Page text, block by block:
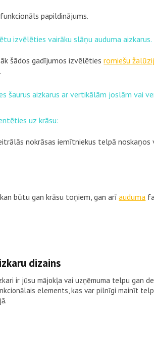
papildinājums.
izvēlēties vairāku slāņu auduma aizkarus.
šādos gadījumos izvēlētiesromiešu
šaurus aizkarus ar vertikālām joslām vai
uz krāsu:
nokrāsas iemītniekus telpā noskaņos
būtu gan krāsu toņiem, gan arīauduma
dizains
ir jūsu mājokļa vai uzņēmuma telpu gan
elements, kas var pilnīgi mainīt